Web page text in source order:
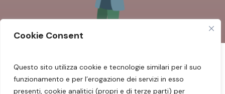
Cookie Consent
Questo sito utilizza cookie e tecnologie similari per il suo
funzionamento e per l’erogazione dei servizi in esso
presenti, cookie analitici (propri e di terze parti) per
Seguimi sui miei social: Facebook–Instagram